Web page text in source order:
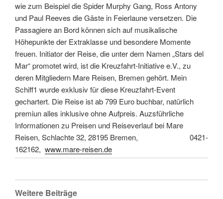
wie zum Beispiel die Spider Murphy Gang, Ross Antony
und Paul Reeves die Gäste in Feierlaune versetzen. Die
Passagiere an Bord können sich auf musikalische
Höhepunkte der Extraklasse und besondere Momente
freuen. Initiator der Reise, die unter dem Namen „Stars del
Mar“ promotet wird, ist die Kreuzfahrt-Initiative e.V., zu
deren Mitgliedern Mare Reisen, Bremen gehört. Mein
Schiff1 wurde exklusiv für diese Kreuzfahrt-Event
gechartert. Die Reise ist ab 799 Euro buchbar, natürlich
premiun alles inklusive ohne Aufpreis. Auzsführliche
Informationen zu Preisen und Reiseverlauf bei Mare
Reisen, Schlachte 32, 28195 Bremen, 0421-
162162, www.mare-reisen.de
Weitere Beiträge